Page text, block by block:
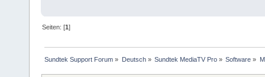
Seiten: [1]
Sundtek Support Forum » Deutsch» Sundtek MediaTV Pro» Software »